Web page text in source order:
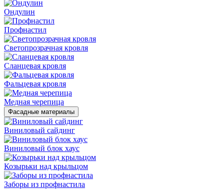
Ондулин
Профнастил
Светопрозрачная кровля
Сланцевая кровля
Фальцевая кровля
Медная черепица
Фасадные материалы
Виниловый сайдинг
Виниловый блок хаус
Козырьки над крыльцом
Заборы из профнастила